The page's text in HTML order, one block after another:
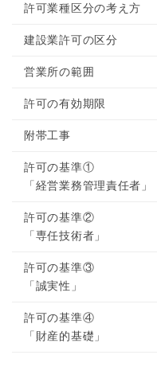
許可業種区分の考え方
建設業許可の区分
営業所の範囲
許可の有効期限
附帯工事
許可の基準①
「経営業務管理責任者」
許可の基準②
「専任技術者」
許可の基準③
「誠実性」
許可の基準④
「財産的基礎」